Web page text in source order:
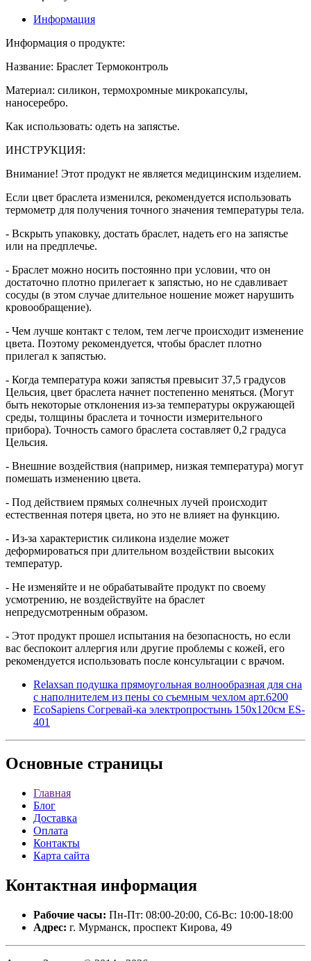
Информация
Информация о продукте:
Название: Браслет Термоконтроль
Материал: силикон, термохромные микрокапсулы,
наносеребро.
Как использовать: одеть на запястье.
ИНСТРУКЦИЯ:
Внимание! Этот продукт не является медицинским изделием.
Если цвет браслета изменился, рекомендуется использовать
термометр для получения точного значения температуры тела.
- Вскрыть упаковку, достать браслет, надеть его на запястье
или на предплечье.
- Браслет можно носить постоянно при условии, что он
достаточно плотно прилегает к запястью, но не сдавливает
сосуды (в этом случае длительное ношение может нарушить
кровообращение).
- Чем лучше контакт с телом, тем легче происходит изменение
цвета. Поэтому рекомендуется, чтобы браслет плотно
прилегал к запястью.
- Когда температура кожи запястья превысит 37,5 градусов
Цельсия, цвет браслета начнет постепенно меняться. (Могут
быть некоторые отклонения из-за температуры окружающей
среды, толщины браслета и точности измерительного
прибора). Точность самого браслета составляет 0,2 градуса
Цельсия.
- Внешние воздействия (например, низкая температура) могут
помешать изменению цвета.
- Под действием прямых солнечных лучей происходит
естественная потеря цвета, но это не влияет на функцию.
- Из-за характеристик силикона изделие может
деформироваться при длительном воздействии высоких
температур.
- Не изменяйте и не обрабатывайте продукт по своему
усмотрению, не воздействуйте на браслет
непредусмотренным образом.
- Этот продукт прошел испытания на безопасность, но если
вас беспокоит аллергия или другие проблемы с кожей, его
рекомендуется использовать после консультации с врачом.
Relaxsan подушка прямоугольная волнообразная для сна
с наполнителем из пены со съемным чехлом арт.6200
EcoSapiens Согревай-ка электропростынь 150х120см ES-
401
Основные страницы
Главная
Блог
Доставка
Оплата
Контакты
Карта сайта
Контактная информация
Рабочие часы: Пн-Пт: 08:00-20:00, Сб-Вс: 10:00-18:00
Адрес: г. Мурманск, проспект Кирова, 49